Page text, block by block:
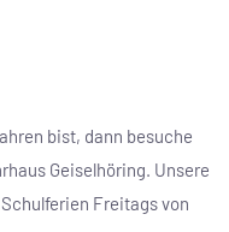
bist, dann besuche
Geiselhöring. Unsere
Freitags von